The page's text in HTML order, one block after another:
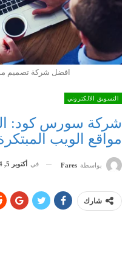
افضل شركة تصميم
التسويق الالكتروني
شركة سورس كود:
مواقع الويب
بواسطة Fares في أكتوبر 5, 2024
شارك